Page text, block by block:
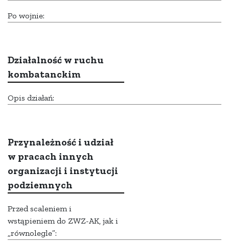
Po wojnie:
Działalność w ruchu
kombatanckim
Opis działań:
Przynależność i udział
w pracach innych
organizacji i instytucji
podziemnych
Przed scaleniem i
wstąpieniem do ZWZ-AK, jak i
„równolegle”: